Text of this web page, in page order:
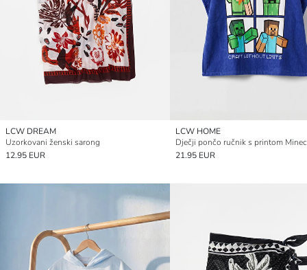
LCW DREAM
Uzorkovani ženski sarong
12.95 EUR
LCW HOME
Dječji pončo ručnik s printom
21.95 EUR